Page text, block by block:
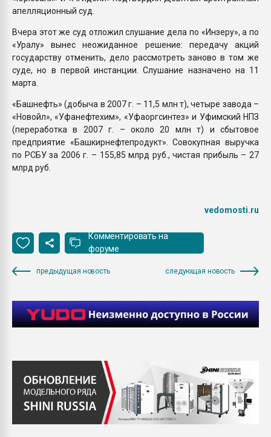
апелляционный суд.
Вчера этот же суд отложил слушание дела по «Инзеру», а по
«Уралу» вынес неожиданное решение: передачу акций
государству отменить, дело рассмотреть заново в том же
суде, но в первой инстанции. Слушание назначено на 11
марта.
«Башнефть» (добыча в 2007 г. – 11,5 млн т), четыре завода –
«Новойл», «Уфанефтехим», «Уфаоргсинтез» и Уфимский НПЗ
(переработка в 2007 г. – около 20 млн т) и сбытовое
предприятие «Башкирнефтепродукт». Совокупная выручка
по РСБУ за 2006 г. – 155,85 млрд руб., чистая прибыль – 27
млрд руб.
vedomosti.ru
Комментировать на
форуме
предыдущая новость следующая новость